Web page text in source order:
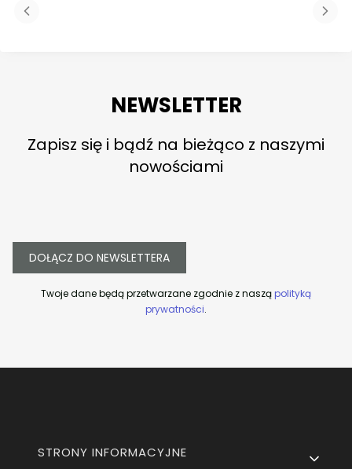
NEWSLETTER
Zapisz się i bądź na bieżąco z naszymi
nowościami
DOŁĄCZ DO NEWSLETTERA
Twoje dane będą przetwarzane zgodnie z nasząpolityką
prywatności.
Linki w stopce
STRONY INFORMACYJNE